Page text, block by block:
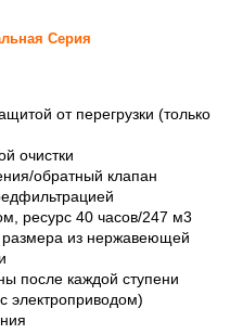
Серия
от перегрузки (только
очистки
обратный клапан
ресурс 40 часов/247 м3
из нержавеющей
после каждой ступени
электроприводом)